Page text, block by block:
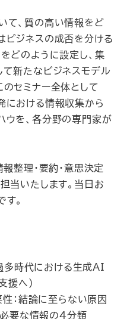
て、質の高い情報をど
ビジネスの成否を分ける
どのように設定し、集
て新たなビジネスモデル
セミナー全体として
における情報収集から
ウを、各分野の専門家が
整理・要約・意思決定
当いたします。当日お
。
多時代における生成AI
援へ）
：結論に至らない原因
要な情報の4分類